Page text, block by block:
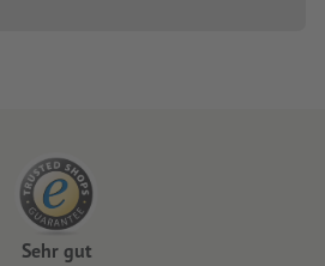
Sehr gut